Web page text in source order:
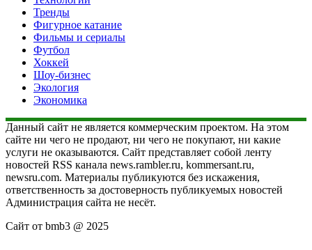
Тренды
Фигурное катание
Фильмы и сериалы
Футбол
Хоккей
Шоу-бизнес
Экология
Экономика
Данный сайт не является коммерческим проектом. На этом
сайте ни чего не продают, ни чего не покупают, ни какие
услуги не оказываются. Сайт представляет собой ленту
новостей RSS канала news.rambler.ru, kommersant.ru,
newsru.com. Материалы публикуются без искажения,
ответственность за достоверность публикуемых новостей
Администрация сайта не несёт.
Сайт от bmb3 @ 2025